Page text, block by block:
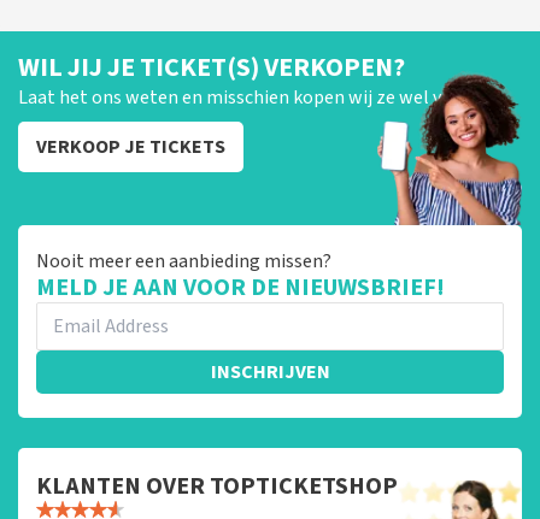
WIL JIJ JE TICKET(S) VERKOPEN?
Laat het ons weten en misschien kopen wij ze wel van je!
VERKOOP JE TICKETS
Nooit meer een aanbieding missen?
MELD JE AAN VOOR DE NIEUWSBRIEF!
INSCHRIJVEN
KLANTEN OVER TOPTICKETSHOP